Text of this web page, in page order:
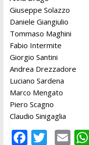
Giuseppe Solazzo
Daniele Giangiulio
Tommaso Maghini
Fabio Intermite
Giorgio Santini
Andrea Drezzadore
Luciano Sardena
Marco Mengato
Piero Scagno
Claudio Sinigaglia
F T E